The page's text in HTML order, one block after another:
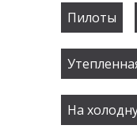
Пилоты
На